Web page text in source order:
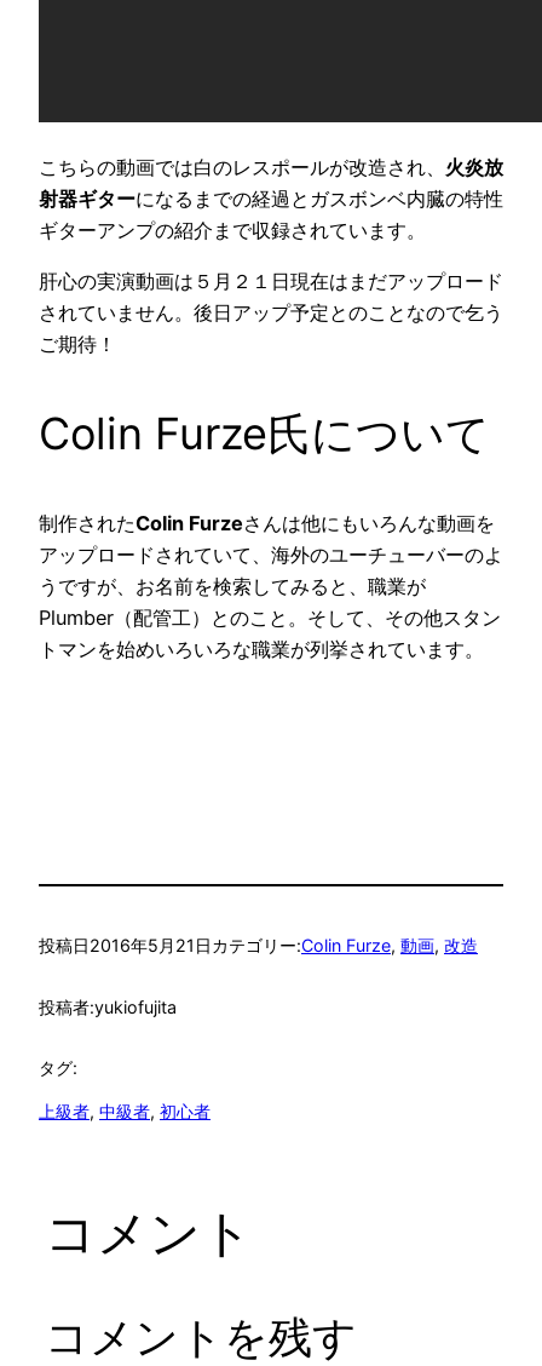
こちらの動画では白のレスポールが改造され、 火炎放
射器ギターになるまでの経過とガスボンベ内臓の特性
ギターアンプの紹介まで収録されています。
肝心の実演動画は５月２１日現在はまだアップロード
されていません。後日アップ予定とのことなので乞う
ご期待！
Colin Furze氏について
制作されたColin Furzeさんは他にもいろんな動画を
アップロードされていて、海外のユーチューバーのよ
うですが、お名前を検索してみると、職業が
Plumber（配管工）とのこと。そして、その他スタン
トマンを始めいろいろな職業が列挙されています。
投稿日2016年5月21日カテゴリー:Colin Furze, 動画, 改造
投稿者:yukiofujita
タグ:
上級者, 中級者, 初心者
コメント
コメントを残す